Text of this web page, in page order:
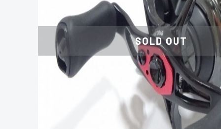
SOLD OUT